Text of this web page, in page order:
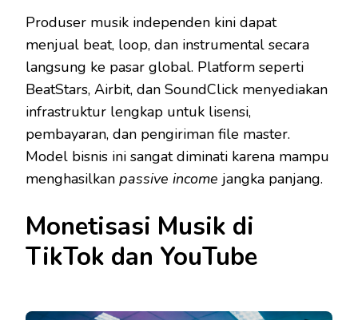
Produser musik independen kini dapat
menjual beat, loop, dan instrumental secara
langsung ke pasar global. Platform seperti
BeatStars, Airbit, dan SoundClick menyediakan
infrastruktur lengkap untuk lisensi,
pembayaran, dan pengiriman file master.
Model bisnis ini sangat diminati karena mampu
menghasilkan passive income jangka panjang.
Monetisasi Musik di
TikTok dan YouTube